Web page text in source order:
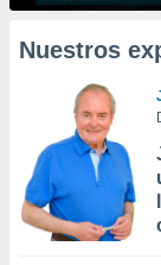
Nuestros